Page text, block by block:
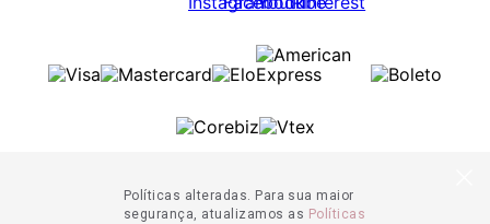
Políticas alteradas. Para sua maior
segurança, atualizamos as Políticas